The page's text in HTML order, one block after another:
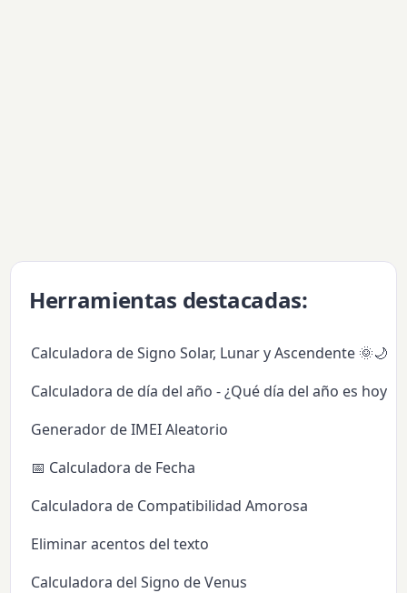
Herramientas destacadas:
Calculadora de Signo Solar, Lunar y Ascendente 🌞🌙✨
Calculadora de día del año - ¿Qué día del año es hoy?
Generador de IMEI Aleatorio
📅 Calculadora de Fecha
Calculadora de Compatibilidad Amorosa
Eliminar acentos del texto
Calculadora del Signo de Venus